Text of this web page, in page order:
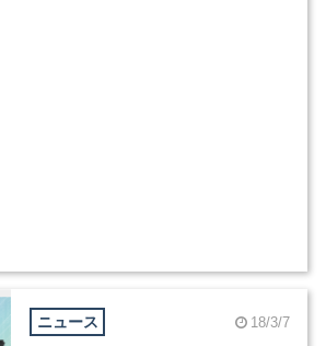
ニュース 18/3/7